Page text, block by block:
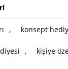
, konsept
, kişiye